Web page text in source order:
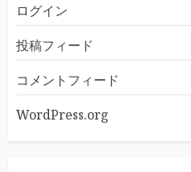
ログイン
投稿フィード
コメントフィード
WordPress.org